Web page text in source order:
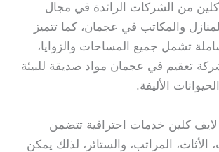
من الشركات الرائدة في مجال
والمكاتب في عجمان، كما تتميز
تشمل جميع المساحات والزوايا،
تعقيم في عجمان مواد صديقة للبيئة
الأليفة.
كلين خدمات احترافية تتضمن
الأثاث، المراتب، والستائر، لذلك يمكن